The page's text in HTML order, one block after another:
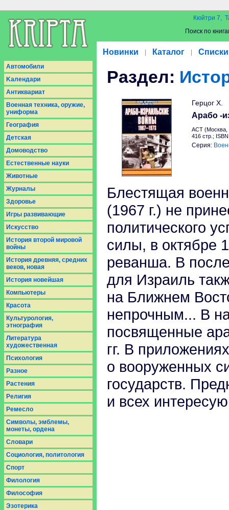
Кюйтри 7,
Поиск по
Новинки Каталог Списки
Aвтомобили
Kалендари
Антиквариат
Военная техника, оружие,
униформа
География
Детская
Домоводство
Естественные науки
Животные
Журналы
Здоровье
Игры развивающие
Искусство
История второй мировой
войны
История древняя, средних
веков, новая
История новейшая
Компьютеры
Красота
Культурология,
этнография
Литература
художественная
Психология
Разное
Растения
Религия
Ремесло
Символы, эмблемы,
монеты, ордена
Словари
Социология, политология
Спорт
Филология
Философия
Эзотерика
Раздел:
Герцог Х.
Арабо -
АСТ (Москва,
416 стр.;
Серия:
Блестящая
(1967 г.) не
политического
силы, в октябре
реванша. В
для Израиль
на Ближнем
непрочным... В
посвященные
гг. В
о вооруженных
государств.
и всех